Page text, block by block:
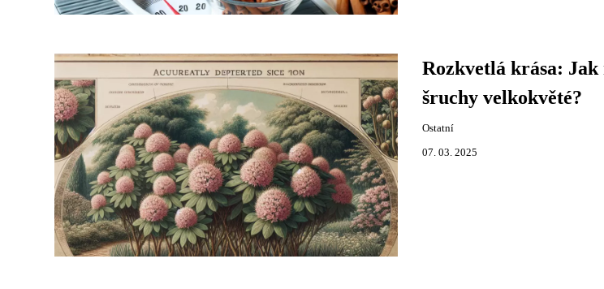
Rozkvetlá krása: Jak
šruchy velkokvěté?
Ostatní
07. 03. 2025